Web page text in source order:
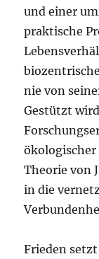
und einer
praktische
nie von
Gestützt
ökologischer
Theorie von
in die
Frieden setzt